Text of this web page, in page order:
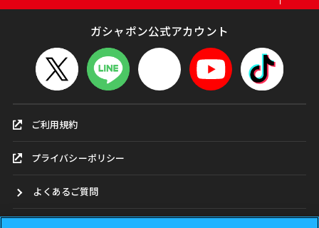
ガシャポン公式アカウント
ご利用規約
プライバシーポリシー
よくあるご質問